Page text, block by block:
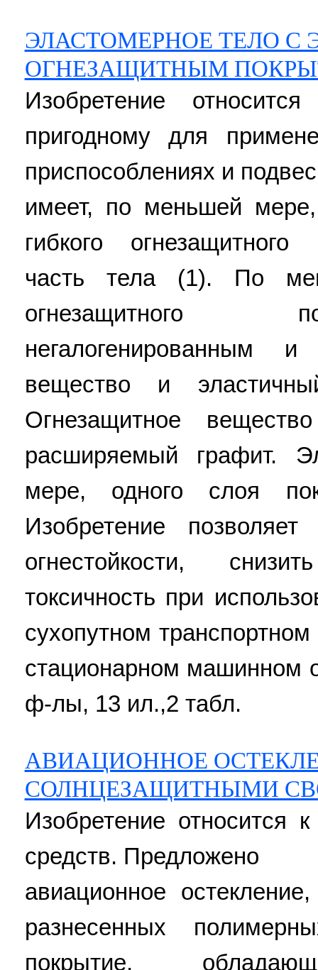
ЭЛАСТОМЕРНОЕ ТЕЛО С
ОГНЕЗАЩИТНЫМ
Изобретение
пригодному для
приспособлениях и
имеет, по меньшей
гибкого
часть тела (1). По
огнезащитного
негалогенированным
вещество и
Огнезащитное
расширяемый графит.
мере, одного слоя
Изобретение позволяет
огнестойкости,
токсичность при
сухопутном
стационарном машинном
ф-лы, 13 ил.,2 табл.
АВИАЦИОННОЕ
СОЛНЦЕЗАЩИТНЫМИ
Изобретение относится
средств. Предложено
авиационное
разнесенных
покрытие,